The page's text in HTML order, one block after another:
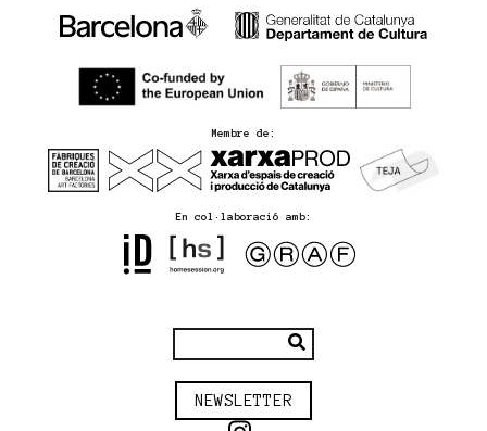
Membre de:
En col·laboració amb:
NEWSLETTER